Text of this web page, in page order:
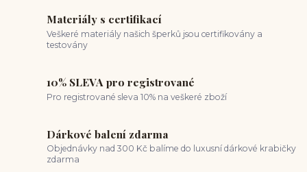
Materiály s certifikací
Veškeré materiály našich šperků jsou certifikovány a
testovány
10% SLEVA pro registrované
Pro registrované sleva 10% na veškeré zboží
Dárkové balení zdarma
Objednávky nad 300 Kč balíme do luxusní dárkové krabičky
zdarma